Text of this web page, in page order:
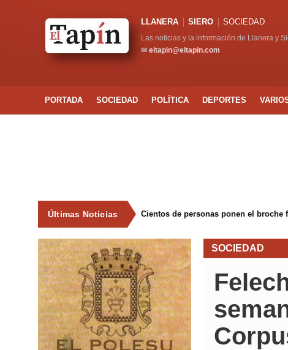
LLANERA SIERO SOCIEDAD
Las noticias y la información de Llanera y
✉ eltapin@eltapin.com
PORTADA SOCIEDAD POLÍTICA DEPORTES
Últimas Noticias Cientos de personas ponen el
SOCIEDAD